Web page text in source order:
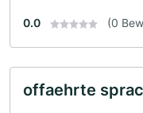
0.0 (0
offaehrte